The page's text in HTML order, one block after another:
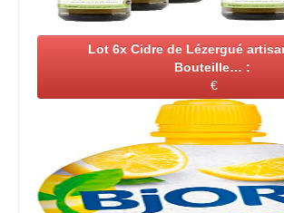
Lot 6x Cidre de Lézergué
Bouteille… :
€